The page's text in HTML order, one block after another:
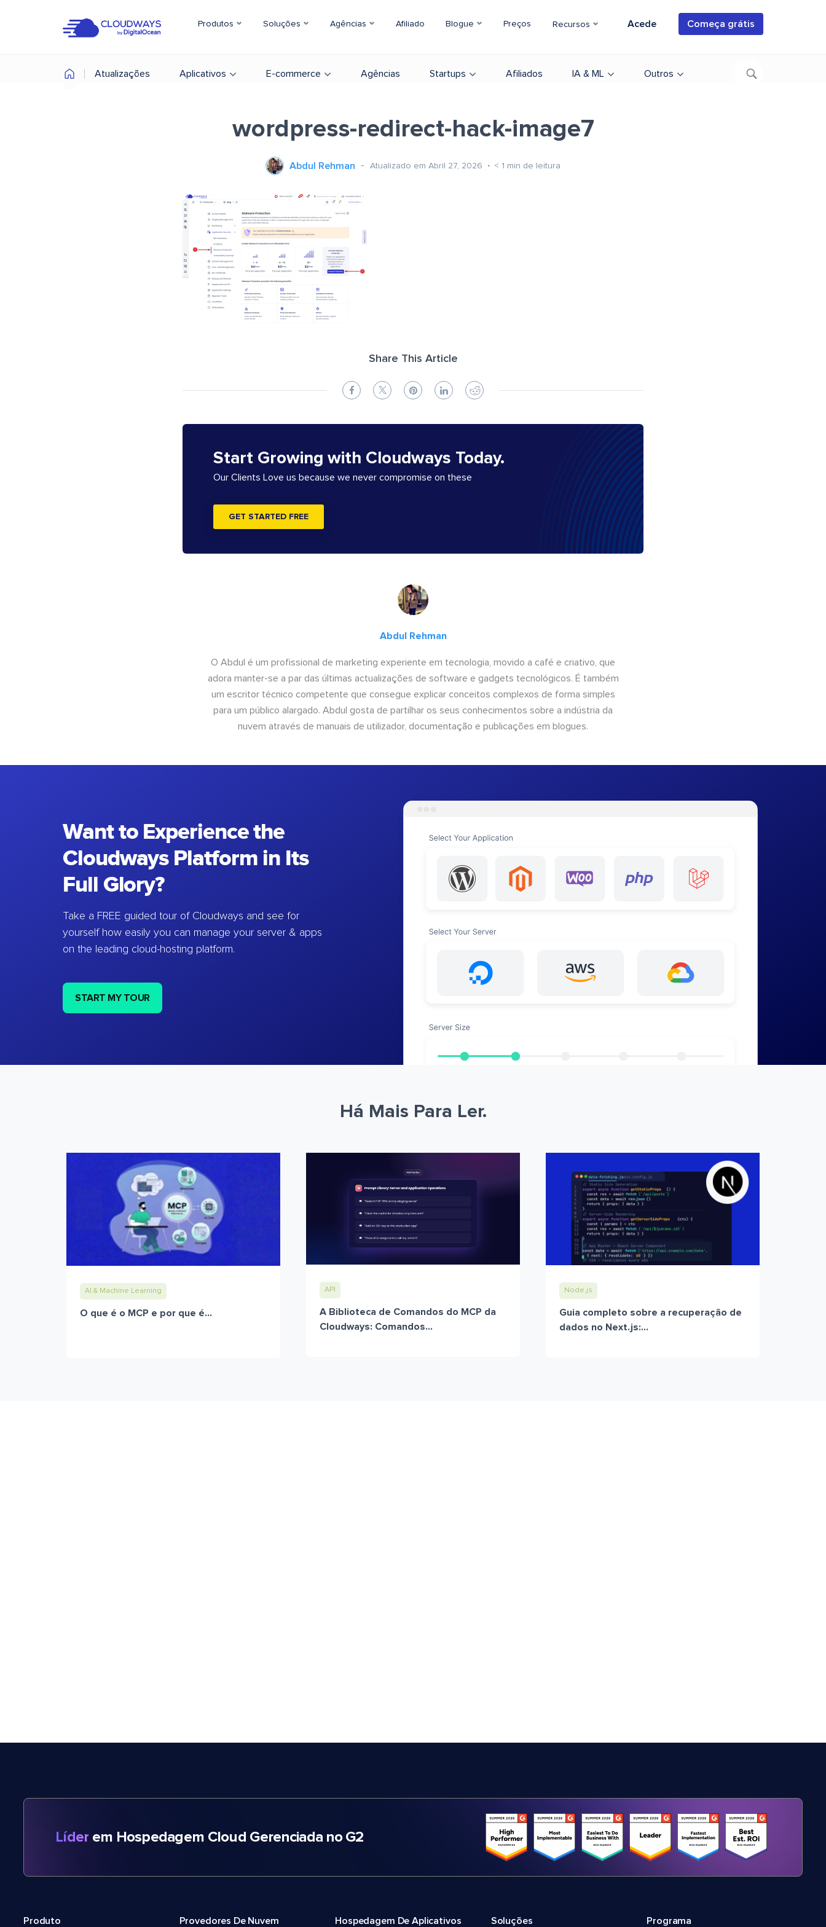
Produtos Soluções Agências Afiliado Blogue Preços Recursos Acede Começa grátis
Atualizações Aplicativos E-commerce Agências Startups Afiliados IA & ML Outros
wordpress-redirect-hack-image7
Abdul Rehman Atualizado em Abril 27, 2026 < 1 min de leitura
Share This Article
Start Growing with Cloudways Today.
Our Clients Love us because we never compromise on these
GET STARTED FREE
Abdul Rehman
O Abdul é um profissional de marketing experiente em tecnologia, movido a café e criativo, que
adora manter-se a par das últimas actualizações de software e gadgets tecnológicos. É também
um escritor técnico competente que consegue explicar conceitos complexos de forma simples
para um público alargado. Abdul gosta de partilhar os seus conhecimentos sobre a indústria da
nuvem através de manuais de utilizador, documentação e publicações em blogues.
Want to Experience the
Cloudways Platform in Its
Full Glory?
Take a FREE guided tour of Cloudways and see for
yourself how easily you can manage your server & apps
on the leading cloud-hosting platform.
START MY TOUR
Há Mais Para Ler.
AI & Machine Learning
O que é o MCP e por que é...
API
A Biblioteca de Comandos do MCP da
Cloudways: Comandos...
Node.js
Guia completo sobre a recuperação de
dados no Next.js:...
Líder em Hospedagem Cloud Gerenciada no G2
Produto Provedores De Nuvem Hospedagem De Aplicativos Soluções Programa